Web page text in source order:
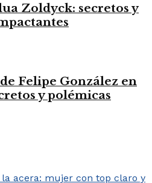
Zoldyck: secretos y
Felipe González en
y polémicas